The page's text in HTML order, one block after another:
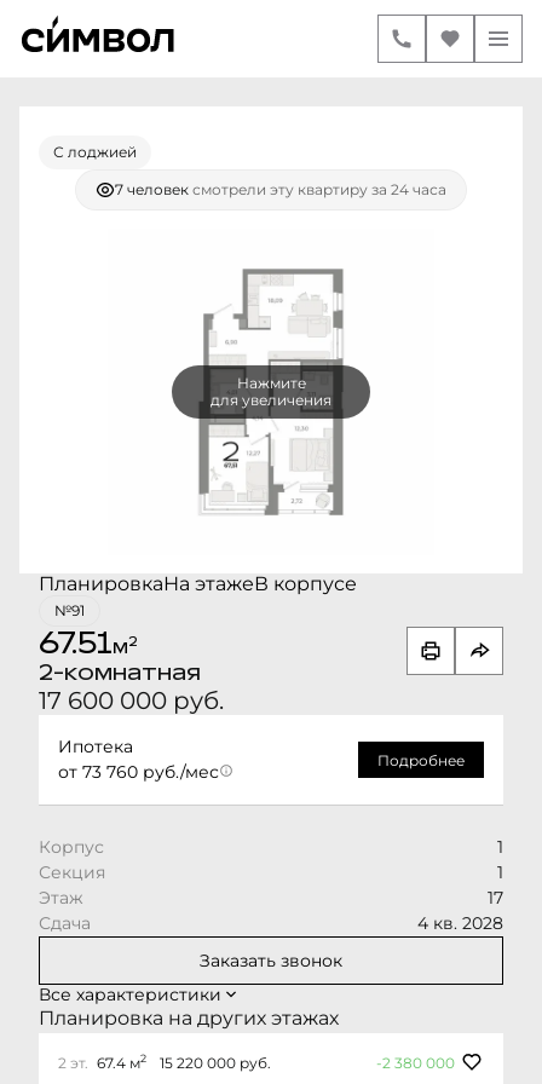
2-комнатная 67.51 м
17 600 000 руб.
Ипотека от 73 760 руб./мес.
С лоджией
7 человек смотрели эту квартиру за 24 часа
Нажмите
для увеличения
ПланировкаНа этажеВ корпусе
№91
67.51м2
2-комнатная
17 600 000 руб.
Ипотека
от 73 760 руб./мес
Подробнее
Корпус
1
Секция
1
Этаж
17
Сдача
4 кв. 2028
Заказать звонок
Все характеристики
Планировка на других этажах
2 эт. 67.4 м2 15 220 000 руб. -2 380 000